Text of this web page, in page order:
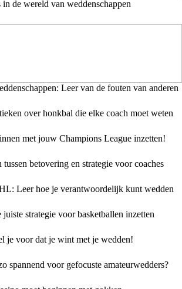
de wereld van weddenschappen
Leer van de fouten van anderen
over honkbal die elke coach moet weten
met jouw Champions League inzetten!
betovering en strategie voor coaches
Leer hoe je verantwoordelijk kunt wedden
strategie voor basketballen inzetten
je voor dat je wint met je wedden!
spannend voor gefocuste amateurwedders?